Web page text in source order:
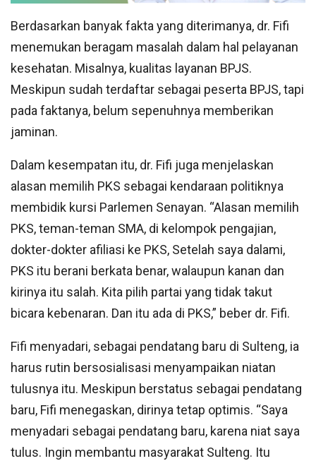
Berdasarkan banyak fakta yang diterimanya, dr. Fifi
menemukan beragam masalah dalam hal pelayanan
kesehatan. Misalnya, kualitas layanan BPJS.
Meskipun sudah terdaftar sebagai peserta BPJS, tapi
pada faktanya, belum sepenuhnya memberikan
jaminan.
Dalam kesempatan itu, dr. Fifi juga menjelaskan
alasan memilih PKS sebagai kendaraan politiknya
membidik kursi Parlemen Senayan. “Alasan memilih
PKS, teman-teman SMA, di kelompok pengajian,
dokter-dokter afiliasi ke PKS, Setelah saya dalami,
PKS itu berani berkata benar, walaupun kanan dan
kirinya itu salah. Kita pilih partai yang tidak takut
bicara kebenaran. Dan itu ada di PKS,” beber dr. Fifi.
Fifi menyadari, sebagai pendatang baru di Sulteng, ia
harus rutin bersosialisasi menyampaikan niatan
tulusnya itu. Meskipun berstatus sebagai pendatang
baru, Fifi menegaskan, dirinya tetap optimis. “Saya
menyadari sebagai pendatang baru, karena niat saya
tulus. Ingin membantu masyarakat Sulteng. Itu